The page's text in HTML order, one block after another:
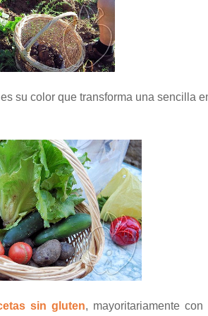
su color que transforma una sencilla
sin gluten, mayoritariamente